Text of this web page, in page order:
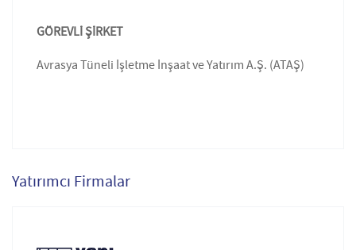
GÖREVLİ ŞİRKET
Avrasya Tüneli İşletme İnşaat ve Yatırım A.Ş. (ATAŞ)
Yatırımcı Firmalar